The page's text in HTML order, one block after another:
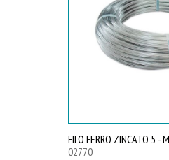
FILO FERRO ZINCATO 5 -
02770